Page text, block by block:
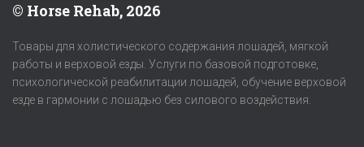
© Horse Rehab, 2026
Товары для холистического содержания лошадей, мягкой
работы и верховой езды. Услуги по базовой подготовке,
психологической реабилитации лошадей, обучение верховой
езде в гармонии с лошадью без силового воздействия.